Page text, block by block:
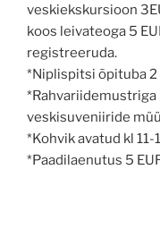
veskiekskursioon
koos leivateoga 5
registreeruda.
*Niplispitsi õpituba 2
*Rahvariidemustriga
veskisuveniiride
*Kohvik avatud kl 11-
*Paadilaenutus 5